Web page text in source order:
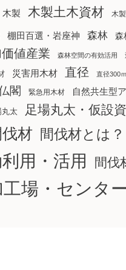
木製 木製土木資材 木
棚田百選・岩座神 森林 森
値産業 森林空間の有効活用
災害用木材 直径 直径300
閣 緊急用木材 自然共生型
丸太 足場丸太・仮設
伐材 間伐材とは？
用・活用
間伐
場・センタ